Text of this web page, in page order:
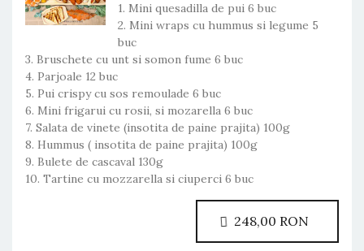
1. Mini quesadilla de pui 6 buc
2. Mini wraps cu hummus si legume 5
buc
3. Bruschete cu unt si somon fume 6 buc
4. Parjoale 12 buc
5. Pui crispy cu sos remoulade 6 buc
6. Mini frigarui cu rosii, si mozarella 6 buc
7. Salata de vinete (insotita de paine prajita) 100g
8. Hummus ( insotita de paine prajita) 100g
9. Bulete de cascaval 130g
10. Tartine cu mozzarella si ciuperci 6 buc